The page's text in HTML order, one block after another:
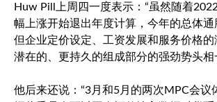
Huw Pill上周四一度表示：“虽然随着
幅上涨开始退出年度计算，今年的总体通
但企业定价设定、工资发展和服务价格的
潜在的、更持久的组成部分的强劲势头相
他后来还说：“3月和5月的两次MPC会议